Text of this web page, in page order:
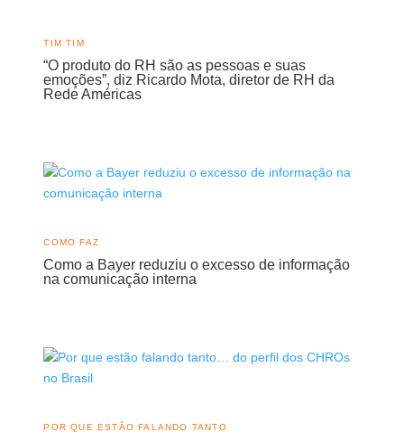
“O produto do RH são as pessoas e suas
emoções”, diz Ricardo Mota, diretor de RH da
Rede Américas
TIM TIM
Como a Bayer reduziu o excesso de informação
na comunicação interna
COMO FAZ
POR QUE ESTÃO FALANDO TANTO